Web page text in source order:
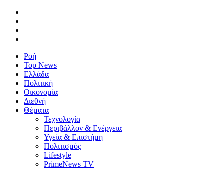
Ροή
Top News
Ελλάδα
Πολιτική
Οικονομία
Διεθνή
Θέματα
Τεχνολογία
Περιβάλλον & Ενέργεια
Υγεία & Επιστήμη
Πολιτισμός
Lifestyle
PrimeNews TV